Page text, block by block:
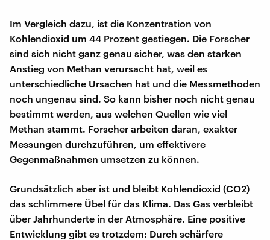
Im Vergleich dazu, ist die Konzentration von
Kohlendioxid um 44 Prozent gestiegen. Die Forscher
sind sich nicht ganz genau sicher, was den starken
Anstieg von Methan verursacht hat, weil es
unterschiedliche Ursachen hat und die Messmethoden
noch ungenau sind. So kann bisher noch nicht genau
bestimmt werden, aus welchen Quellen wie viel
Methan stammt. Forscher arbeiten daran, exakter
Messungen durchzuführen, um effektivere
Gegenmaßnahmen umsetzen zu können.
Grundsätzlich aber ist und bleibt Kohlendioxid (CO2)
das schlimmere Übel für das Klima. Das Gas verbleibt
über Jahrhunderte in der Atmosphäre. Eine positive
Entwicklung gibt es trotzdem: Durch schärfere